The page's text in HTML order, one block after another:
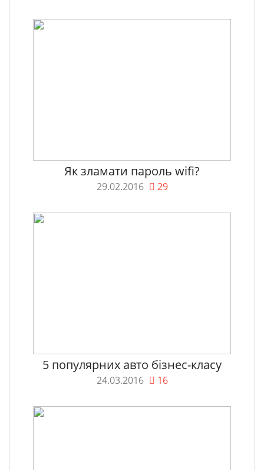
Як зламати пароль wifi?
29.02.2016 29
5 популярних авто бізнес-класу
24.03.2016 16